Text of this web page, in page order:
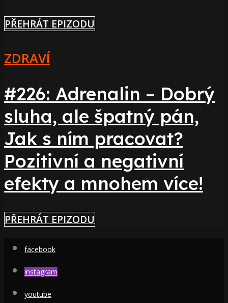
PŘEHRÁT EPIZODU
ZDRAVÍ
#226: Adrenalin – Dobrý
sluha, ale špatný pán,
Jak s ním pracovat?
Pozitivní a negativní
efekty a mnohem více!
PŘEHRÁT EPIZODU
facebook
instagram
youtube